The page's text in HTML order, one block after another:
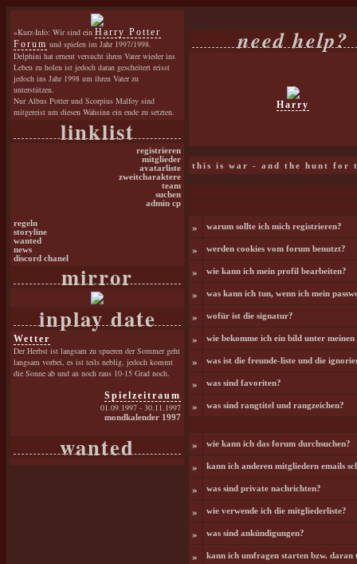
»Kurz-Info: Wir sind ein Harry Potter
Forum und spielen im Jahr 1997/1998.
Delphini hat erneut versucht ihren Vater wieder ins
Leben zu holen ist jedoch daran gescheitert reisst
jedoch ins Jahr 1998 um ihren Vater zu
unterstützen.
Nur Albus Potter und Scorpius Malfoy sind
mitgereist um diesen Wahsinn ein ende zu setzten.
linklist
registrieren
mitglieder
avatarliste
zweitcharaktere
team
suchen
admin cp
regeln
storyline
wanted
news
discord chanel
mirror
inplay date
Wetter
Der Herbst ist langsam zu spueren der Sommer geht
langsam vorbei, es ist teils neblig, jedoch kommt
die Sonne ab und an noch raus 10-15 Grad noch.
Spielzeitraum
01.09.1997 - 30.11.1997
mondkalender 1997
wanted
need help?
Harry
this is war - and the hunt for
» warum sollte ich mich registrieren?
» werden cookies vom forum benutzt?
» wie kann ich mein profil bearbeiten?
» was kann ich tun, wenn ich mein
» wofür ist die signatur?
» wie bekomme ich ein bild unter meinen
» was ist die freunde-liste und die
» was sind favoriten?
» was sind rangtitel und rangzeichen?
» wie kann ich das forum durchsuchen?
» kann ich anderen mitgliedern emails
» was sind private nachrichten?
» wie verwende ich die mitgliederliste?
» was sind ankündigungen?
» kann ich umfragen starten bzw. daran